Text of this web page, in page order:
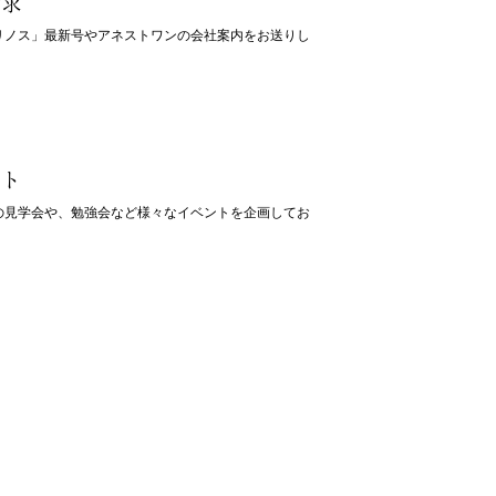
ノス」最新号やアネストワンの会社案内をお送りし
見学会や、勉強会など様々なイベントを企画してお